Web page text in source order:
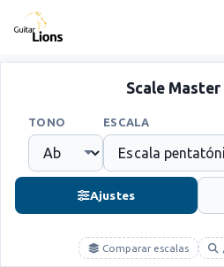
Scale Master
TONO ESCALA
Ajustes
Comparar escalas